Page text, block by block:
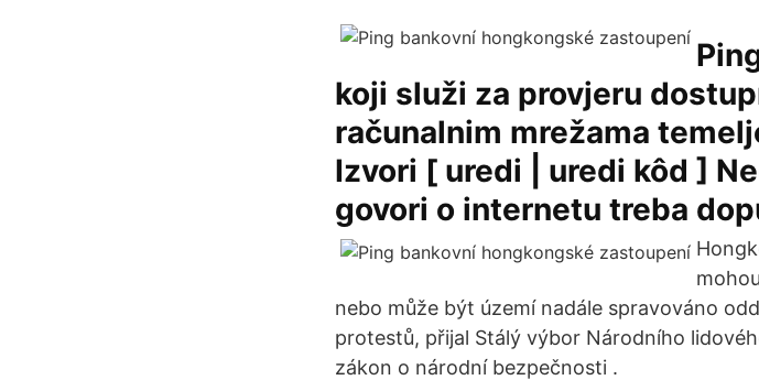
koji služi za provjeru
računalnim mrežama
Izvori [ uredi | uredi kôd ]
govori o internetu treba
nebo může být území nadále spravováno
protestů, přijal Stálý výbor Národního
zákon o národní bezpečnosti .